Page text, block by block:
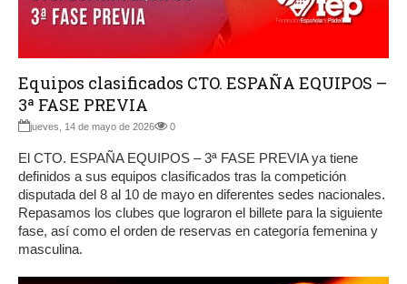
Equipos clasificados CTO. ESPAÑA EQUIPOS –
3ª FASE PREVIA
jueves, 14 de mayo de 2026 0
El CTO. ESPAÑA EQUIPOS – 3ª FASE PREVIA ya tiene
definidos a sus equipos clasificados tras la competición
disputada del 8 al 10 de mayo en diferentes sedes nacionales.
Repasamos los clubes que lograron el billete para la siguiente
fase, así como el orden de reservas en categoría femenina y
masculina.